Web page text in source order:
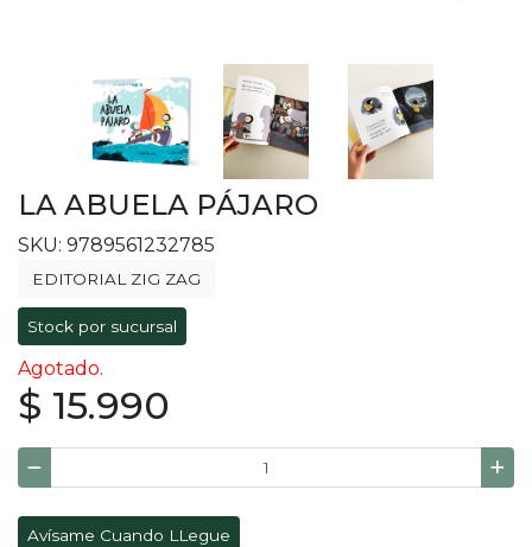
LA ABUELA PÁJARO
SKU: 9789561232785
EDITORIAL ZIG ZAG
Stock por sucursal
Agotado.
$ 15.990
Avísame Cuando LLegue